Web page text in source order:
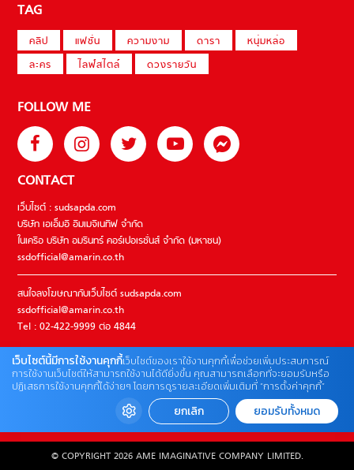
TAG
คลิป แฟชั่น ความงาม ดารา
หนุ่มหล่อ
ละคร
ไลฟ์สไตล์ ดวงรายวัน
FOLLOW ME
CONTACT
เว็บไซต์ : sudsapda.com
บริษัท เอเอ็มอี อิมเมจิเนทีฟ จำกัด
ในเครือ บริษัท อมรินทร์ คอร์เปอเรชั่นส์ จำกัด (มหาชน)
ssdofficial@amarin.co.th
สนใจลงโฆษณากับเว็บไซต์ sudsapda.com
ssdofficial@amarin.co.th
Tel : 02-422-9999 ต่อ 4844
ติดต่อแจ้งปัญหาหรือร้องเรียน
02-422-9999 ต่อ 4180
(จันทร์ – ศุกร์ เวลา 09.00 – 18.00 น)
© COPYRIGHT 2026 AME IMAGINATIVE COMPANY LIMITED.
เว็บไซต์นี้มีการใช้งานคุกกี้เว็บไซต์ของเราใช้งานคุกกี้เพื่อช่วยเพิ่มประสบการณ์
การใช้งานเว็บไซต์ให้สามารถใช้งานได้ดียิ่งขึ้น คุณสามารถเลือกที่จะยอมรับหรือ
ปฏิเสธการใช้งานคุกกี้ได้ง่ายๆ โดยการดูรายละเอียดเพิ่มเติมที่ “การตั้งค่าคุกกี้”
ยกเลิก ยอมรับทั้งหมด